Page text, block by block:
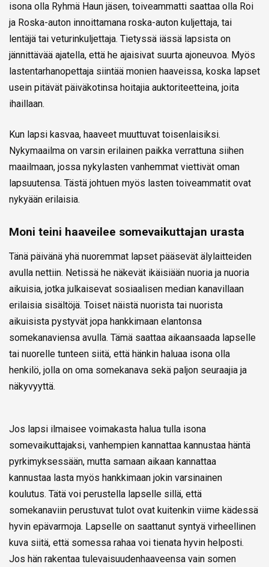
isona olla Ryhmä Haun jäsen, toiveammatti saattaa olla Roi
ja Roska-auton innoittamana roska-auton kuljettaja, tai
lentäjä tai veturinkuljettaja. Tietyssä iässä lapsista on
jännittävää ajatella, että he ajaisivat suurta ajoneuvoa. Myös
lastentarhanopettaja siintää monien haaveissa, koska lapset
usein pitävät päiväkotinsa hoitajia auktoriteetteina, joita
ihaillaan.
Kun lapsi kasvaa, haaveet muuttuvat toisenlaisiksi.
Nykymaailma on varsin erilainen paikka verrattuna siihen
maailmaan, jossa nykylasten vanhemmat viettivät oman
lapsuutensa. Tästä johtuen myös lasten toiveammatit ovat
nykyään erilaisia.
Moni teini haaveilee somevaikuttajan urasta
Tänä päivänä yhä nuoremmat lapset pääsevät älylaitteiden
avulla nettiin. Netissä he näkevät ikäisiään nuoria ja nuoria
aikuisia, jotka julkaisevat sosiaalisen median kanavillaan
erilaisia sisältöjä. Toiset näistä nuorista tai nuorista
aikuisista pystyvät jopa hankkimaan elantonsa
somekanaviensa avulla. Tämä saattaa aikaansaada lapselle
tai nuorelle tunteen siitä, että hänkin haluaa isona olla
henkilö, jolla on oma somekanava sekä paljon seuraajia ja
näkyvyyttä.
Jos lapsi ilmaisee voimakasta halua tulla isona
somevaikuttajaksi, vanhempien kannattaa kannustaa häntä
pyrkimyksessään, mutta samaan aikaan kannattaa
kannustaa lasta myös hankkimaan jokin varsinainen
koulutus. Tätä voi perustella lapselle sillä, että
somekanaviin perustuvat tulot ovat kuitenkin viime kädessä
hyvin epävarmoja. Lapselle on saattanut syntyä virheellinen
kuva siitä, että somessa rahaa voi tienata hyvin helposti.
Jos hän rakentaa tulevaisuudenhaaveensa vain somen